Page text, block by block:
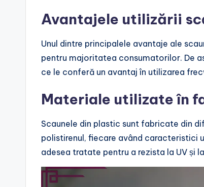
Avantajele utilizării
Unul dintre principalele avantaje ale
pentru majoritatea consumatorilor. De
ce le conferă un avantaj în utilizarea
Materiale utilizate în
Scaunele din plastic sunt fabricate din
polistirenul, fiecare având caracteristici
adesea tratate pentru a rezista la UV și